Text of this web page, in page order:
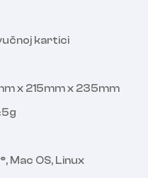
kartici
x 215mm x 235mm
Mac OS, Linux